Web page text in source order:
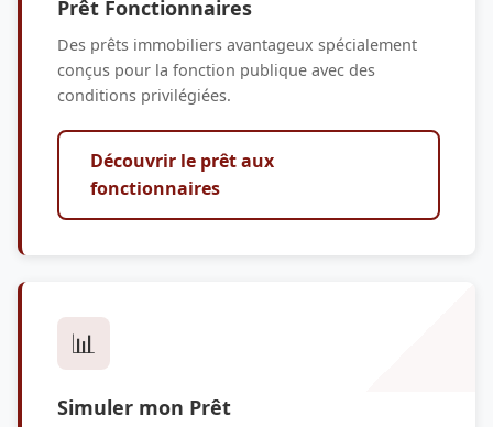
Prêt Fonctionnaires
Des prêts immobiliers avantageux spécialement
conçus pour la fonction publique avec des
conditions privilégiées.
Découvrir le prêt aux
fonctionnaires
📊
Simuler mon Prêt